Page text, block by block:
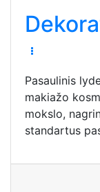
Pasaulinis
makiažo
mokslo,
standartus